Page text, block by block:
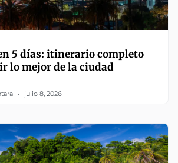
5 días: itinerario completo
lo mejor de la ciudad
julio 8, 2026